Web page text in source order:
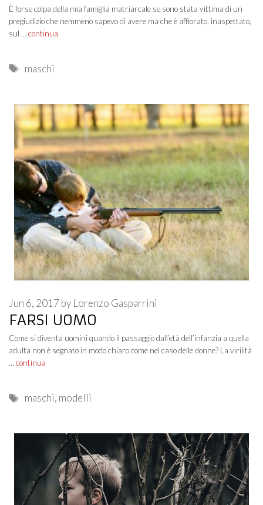
È forse colpa della mia famiglia matriarcale se sono stata vittima di un
pregiudizio che nemmeno sapevo di avere ma che è affiorato, inaspettato,
sul … continua
Tags
maschi
FARSI UOMO
Jun 6, 2017 by Lorenzo Gasparrini
Come si diventa uomini quando il passaggio dall’età dell’infanzia a quella
adulta non è segnato in modo chiaro come nel caso delle donne? La virilità
…continua
Tags
maschi, modelli